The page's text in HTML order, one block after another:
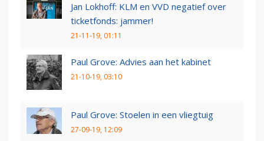
Jan Lokhoff: KLM en VVD negatief over
ticketfonds: jammer!
21-11-19, 01:11
Paul Grove: Advies aan het kabinet
21-10-19, 03:10
Paul Grove: Stoelen in een vliegtuig
27-09-19, 12:09